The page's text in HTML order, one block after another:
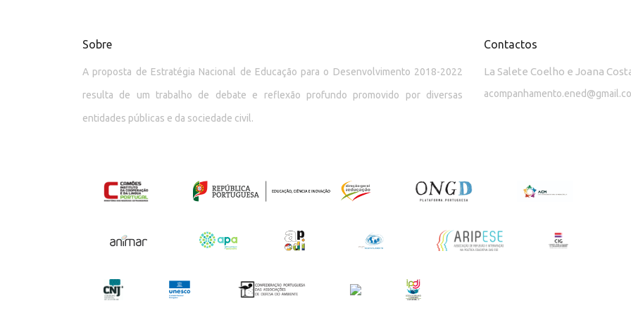
Sobre
A proposta de Estratégia Nacional de Educação para o Desenvolvimento 2018-2022
resulta de um trabalho de debate e reflexão profundo promovido por diversas
entidades públicas e da sociedade civil.
Contactos
La Salete Coelho e Joana